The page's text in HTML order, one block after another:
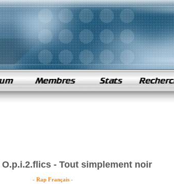
O.p.i.2.flics - Tout simplement noir
- Rap Français -